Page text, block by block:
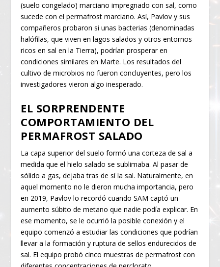
(suelo congelado) marciano impregnado con sal, como
sucede con el permafrost marciano. Así, Pavlov y sus
compañeros probaron si unas bacterias (denominadas
halófilas, que viven en lagos salados y otros entornos
ricos en sal en la Tierra), podrían prosperar en
condiciones similares en Marte. Los resultados del
cultivo de microbios no fueron concluyentes, pero los
investigadores vieron algo inesperado.
EL SORPRENDENTE
COMPORTAMIENTO DEL
PERMAFROST SALADO
La capa superior del suelo formó una corteza de sal a
medida que el hielo salado se sublimaba. Al pasar de
sólido a gas, dejaba tras de sí la sal. Naturalmente, en
aquel momento no le dieron mucha importancia, pero
en 2019, Pavlov lo recordó cuando SAM captó un
aumento súbito de metano que nadie podía explicar. En
ese momento, se le ocurrió la posible conexión y el
equipo comenzó a estudiar las condiciones que podrían
llevar a la formación y ruptura de sellos endurecidos de
sal. El equipo probó cinco muestras de permafrost con